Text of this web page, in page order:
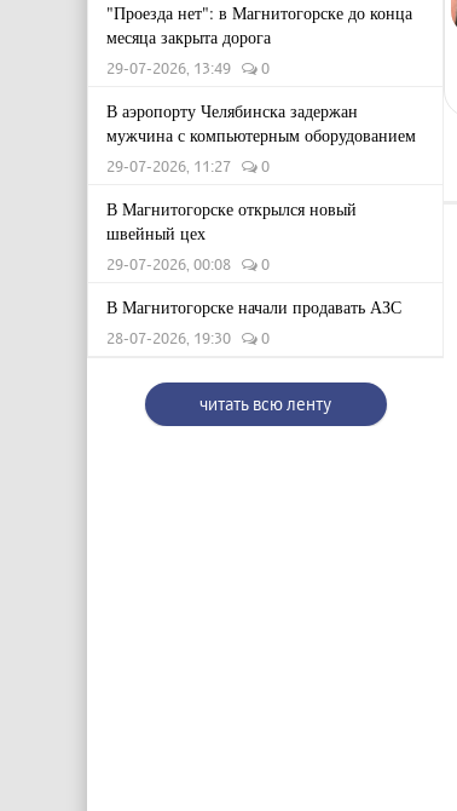
"Проезда нет": в Магнитогорске до конца
месяца закрыта дорога
29-07-2026, 13:49 0
В аэропорту Челябинска задержан
мужчина с компьютерным оборудованием
29-07-2026, 11:27 0
В Магнитогорске открылся новый
швейный цех
29-07-2026, 00:08 0
В Магнитогорске начали продавать АЗС
28-07-2026, 19:30 0
читать всю ленту